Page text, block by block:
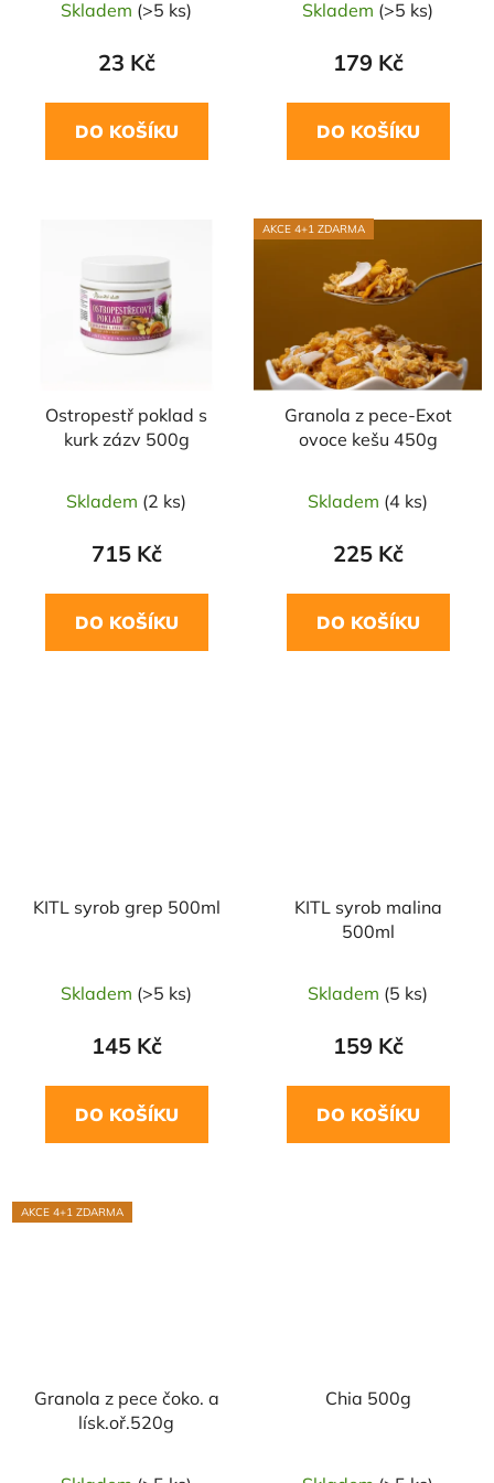
Skladem (>5 ks)
23 Kč
DO KOŠÍKU
Skladem (>5 ks)
179 Kč
DO KOŠÍKU
Ostropestř poklad s
kurk zázv 500g
Skladem (2 ks)
715 Kč
DO KOŠÍKU
AKCE 4+1 ZDARMA
Granola z pece-Exot
ovoce kešu 450g
Skladem (4 ks)
225 Kč
DO KOŠÍKU
KITL syrob grep 500ml
Skladem (>5 ks)
145 Kč
DO KOŠÍKU
KITL syrob malina
500ml
Skladem (5 ks)
159 Kč
DO KOŠÍKU
AKCE 4+1 ZDARMA
Granola z pece čoko. a
lísk.oř.520g
Chia 500g